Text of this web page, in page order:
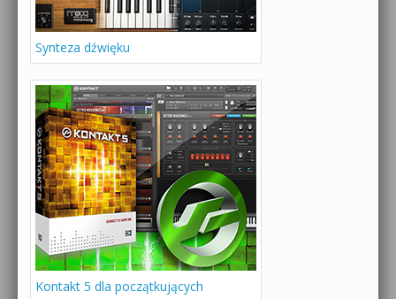
Synteza dźwięku
Kontakt 5 dla początkujących